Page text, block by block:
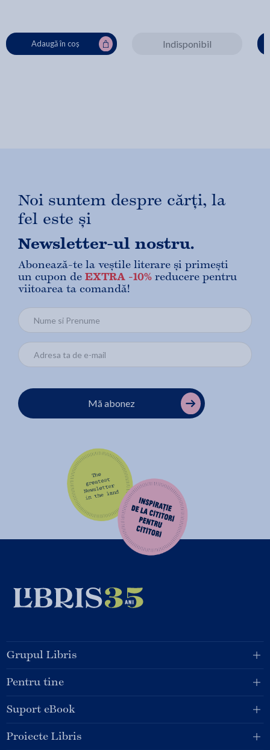
Adaugă în coș Indisponibil
Noi suntem despre cărți, la
fel este și
Newsletter-ul nostru.
Abonează-te la veștile literare și primești
un cupon de EXTRA -10% reducere pentru
viitoarea ta comandă!
Mă abonez
Grupul Libris
Pentru tine
Suport eBook
Proiecte Libris